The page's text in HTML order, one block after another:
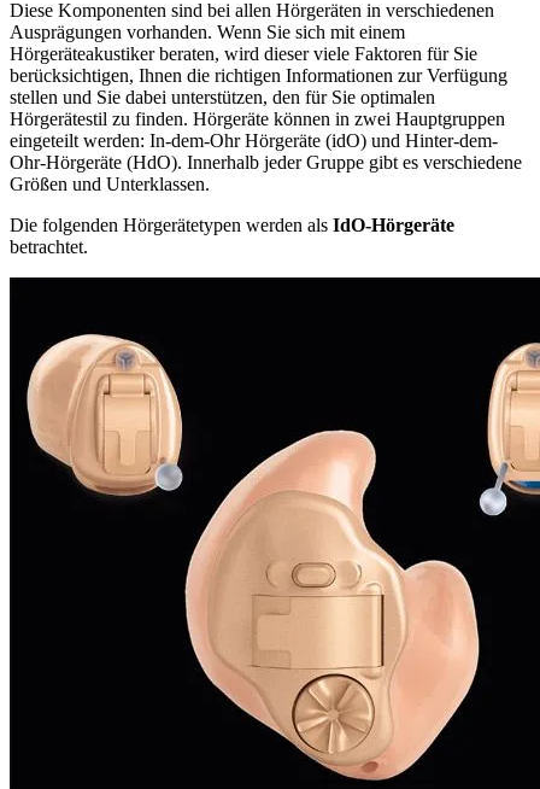
Diese Komponenten sind bei allen Hörgeräten in verschiedenen
Ausprägungen vorhanden. Wenn Sie sich mit einem
Hörgeräteakustiker beraten, wird dieser viele Faktoren für Sie
berücksichtigen, Ihnen die richtigen Informationen zur Verfügung
stellen und Sie dabei unterstützen, den für Sie optimalen
Hörgerätestil zu finden. Hörgeräte können in zwei Hauptgruppen
eingeteilt werden: In-dem-Ohr Hörgeräte (idO) und Hinter-dem-
Ohr-Hörgeräte (HdO). Innerhalb jeder Gruppe gibt es verschiedene
Größen und Unterklassen.
Die folgenden Hörgerätetypen werden als IdO-Hörgeräte
betrachtet.